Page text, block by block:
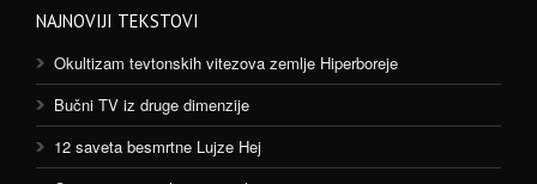
NAJNOVIJI TEKSTOVI
Okultizam tevtonskih vitezova zemlje Hiperboreje
Bučni TV iz druge dimenzije
12 saveta besmrtne Lujze Hej